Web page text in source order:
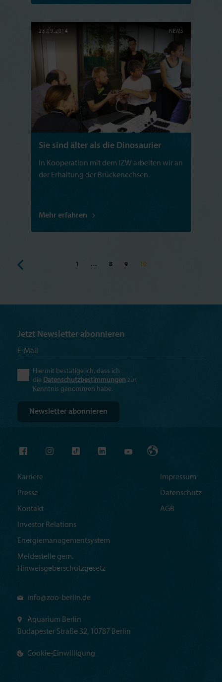
23.09.2014 NEWS
Sie sind älter als die Dinosaurier
In Kooperation mit dem IZW arbeiten wir an
der Erhaltung der Brückenechsen.
Mehr erfahren
1 … 8 9 10
Karriere
Presse
Kontakt
Investor Relations
Energiemanagementsystem
Meldestelle gem.
Hinweisgeberschutzgesetz
Impressum
Datenschutz
AGB
info@zoo-berlin.de
Aquarium Berlin
Budapester Straße 32, 10787 Berlin
Cookie-Einwilligung
Jetzt Newsletter abonnieren
Hiermit bestätige ich, dass ich
die Datenschutzbestimmungen zur
Kenntnis genommen habe.